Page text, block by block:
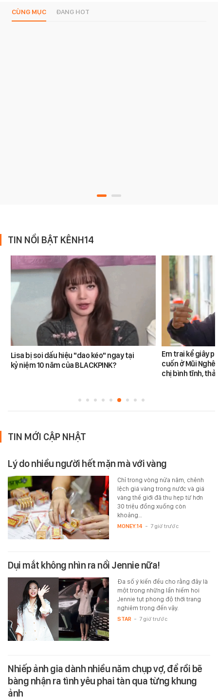
CÙNG MỤC ĐANG HOT
TIN NỔI BẬT KÊNH14
Lisa bị soi dấu hiệu "dao kéo" ngay tại
kỷ niệm 10 năm của BLACKPINK?
Em trai kể giây
cuốn ở Mũi
chị bình tĩnh,
TIN MỚI CẬP NHẬT
Lý do nhiều người hết mặn mà với vàng
Chỉ trong vòng nửa năm, chênh
lệch giá vàng trong nước và giá
vàng thế giới đã thu hẹp từ hơn
30 triệu đồng xuống còn
khoảng…
MONEY.14 - 7 giờ trước
Dụi mắt không nhìn ra nổi Jennie nữa!
Đa số ý kiến đều cho rằng đây là
một trong những lần hiếm hoi
Jennie tụt phong độ thời trang
nghiêm trọng đến vậy.
STAR - 7 giờ trước
Nhiếp ảnh gia dành nhiều năm chụp vợ, để rồi bẽ
bàng nhận ra tình yêu phai tàn qua từng khung
ảnh